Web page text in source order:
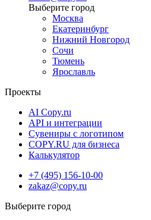
Москва
Екатеринбург
Нижний Новгород
Сочи
Тюмень
Ярославль
Проекты
AI Copy.ru
API и интеграции
Сувениры с логотипом
COPY.RU для бизнеса
Калькулятор
+7 (495) 156-10-00
zakaz@copy.ru